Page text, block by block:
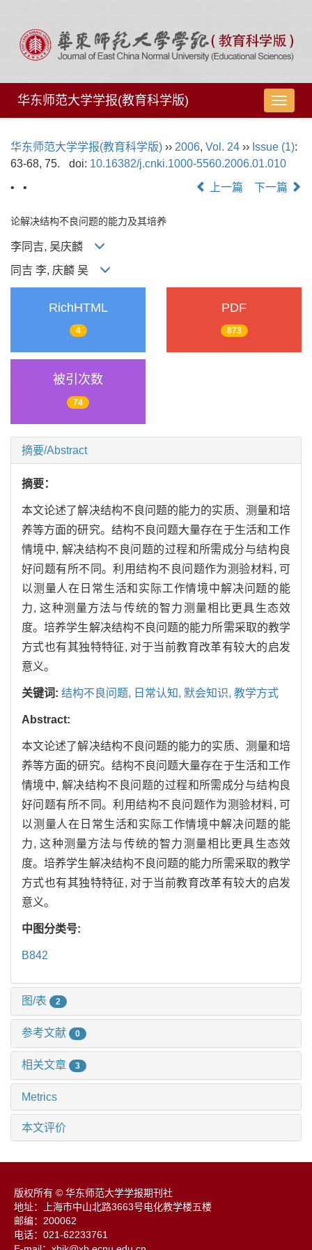
导
航
换
华东师范大学学报(教育科学版)
华东师范大学学报(教育科学版) ›› 2006, Vol. 24 ›› Issue (1):
63-68, 75.
doi: 10.16382/j.cnki.1000-5560.2006.01.010
• •
上一篇 下一篇
论解决结构不良问题的能力及其培养
李同吉, 吴庆麟
同吉 李, 庆麟 吴
RichHTML
4
PDF
873
被引次数
74
摘要/Abstract
摘要：
本文论述了解决结构不良问题的能力的实质、测量和培
养等方面的研究。结构不良问题大量存在于生活和工作
情境中, 解决结构不良问题的过程和所需成分与结构良
好问题有所不同。利用结构不良问题作为测验材料, 可
以测量人在日常生活和实际工作情境中解决问题的能
力, 这种测量方法与传统的智力测量相比更具生态效
度。培养学生解决结构不良问题的能力所需采取的教学
方式也有其独特特征, 对于当前教育改革有较大的启发
意义。
关键词: 结构不良问题, 日常认知, 默会知识, 教学方式
Abstract:
本文论述了解决结构不良问题的能力的实质、测量和培
养等方面的研究。结构不良问题大量存在于生活和工作
情境中, 解决结构不良问题的过程和所需成分与结构良
好问题有所不同。利用结构不良问题作为测验材料, 可
以测量人在日常生活和实际工作情境中解决问题的能
力, 这种测量方法与传统的智力测量相比更具生态效
度。培养学生解决结构不良问题的能力所需采取的教学
方式也有其独特特征, 对于当前教育改革有较大的启发
意义。
中图分类号:
B842
图/表 2
参考文献 0
相关文章 3
Metrics
本文评价
版权所有 © 华东师范大学学报期刊社
地址：上海市中山北路3663号电化教学楼五楼
邮编：200062
电话：021-62233761